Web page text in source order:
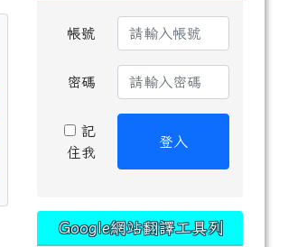
帳號
密碼
記
住我
登入
Google網站翻譯工具列